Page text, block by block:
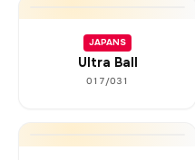
JAPANS
Ultra Ball
017/031